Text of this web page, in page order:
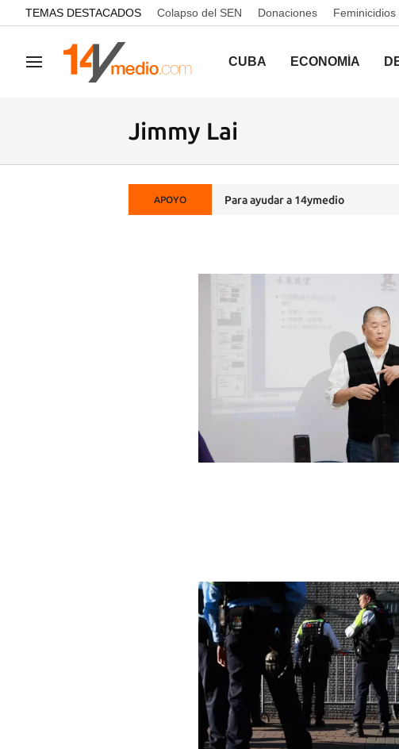
common.go-to-content
TEMAS DESTACADOS Colapso del SEN Donaciones Feminicidios
Navegación CUBA ECONOMÍA
Jimmy Lai
APOYO Para ayudar a 14ymedio